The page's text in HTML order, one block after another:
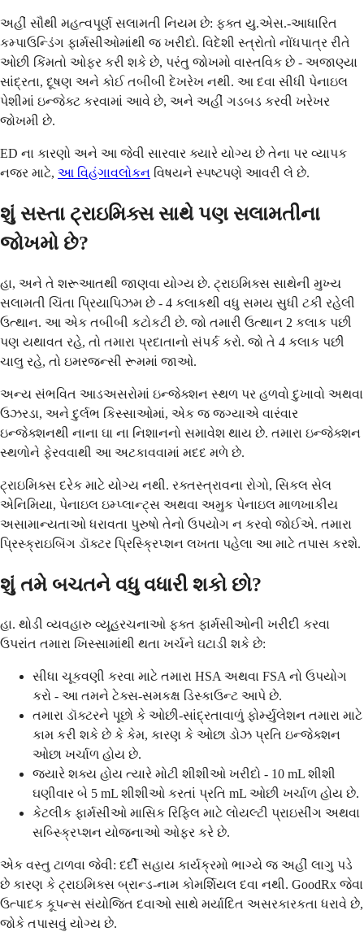
અહીં સૌથી મહત્વપૂર્ણ સલામતી નિયમ છે: ફક્ત યુ.એસ.-આધારિત
કમ્પાઉન્ડિંગ ફાર્મસીઓમાંથી જ ખરીદો. વિદેશી સ્ત્રોતો નોંધપાત્ર રીતે
ઓછી કિંમતો ઓફર કરી શકે છે, પરંતુ જોખમો વાસ્તવિક છે - અજાણ્યા
સાંદ્રતા, દૂષણ અને કોઈ તબીબી દેખરેખ નથી. આ દવા સીધી પેનાઇલ
પેશીમાં ઇન્જેક્ટ કરવામાં આવે છે, અને અહીં ગડબડ કરવી ખરેખર
જોખમી છે.
ED ના કારણો અને આ જેવી સારવાર ક્યારે યોગ્ય છે તેના પર વ્યાપક
નજર માટે, આ વિહંગાવલોકન વિષયને સ્પષ્ટપણે આવરી લે છે.
શું સસ્તા ટ્રાઇમિક્સ સાથે પણ સલામતીના
જોખમો છે?
હા, અને તે શરૂઆતથી જાણવા યોગ્ય છે. ટ્રાઇમિક્સ સાથેની મુખ્ય
સલામતી ચિંતા પ્રિયાપિઝમ છે - 4 કલાકથી વધુ સમય સુધી ટકી રહેલી
ઉત્થાન. આ એક તબીબી કટોકટી છે. જો તમારી ઉત્થાન 2 કલાક પછી
પણ યથાવત રહે, તો તમારા પ્રદાતાનો સંપર્ક કરો. જો તે 4 કલાક પછી
ચાલુ રહે, તો ઇમરજન્સી રૂમમાં જાઓ.
અન્ય સંભવિત આડઅસરોમાં ઇન્જેક્શન સ્થળ પર હળવો દુખાવો અથવા
ઉઝરડા, અને દુર્લભ કિસ્સાઓમાં, એક જ જગ્યાએ વારંવાર
ઇન્જેક્શનથી નાના ઘા ના નિશાનનો સમાવેશ થાય છે. તમારા ઇન્જેક્શન
સ્થળોને ફેરવવાથી આ અટકાવવામાં મદદ મળે છે.
ટ્રાઇમિક્સ દરેક માટે યોગ્ય નથી. રક્તસ્ત્રાવના રોગો, સિકલ સેલ
એનિમિયા, પેનાઇલ ઇમ્પ્લાન્ટ્સ અથવા અમુક પેનાઇલ માળખાકીય
અસામાન્યતાઓ ધરાવતા પુરુષો તેનો ઉપયોગ ન કરવો જોઈએ. તમારા
પ્રિસ્ક્રાઇબિંગ ડૉક્ટર પ્રિસ્ક્રિપ્શન લખતા પહેલા આ માટે તપાસ કરશે.
શું તમે બચતને વધુ વધારી શકો છો?
હા. થોડી વ્યવહારુ વ્યૂહરચનાઓ ફક્ત ફાર્મસીઓની ખરીદી કરવા
ઉપરાંત તમારા ખિસ્સામાંથી થતા ખર્ચને ઘટાડી શકે છે:
સીધા ચૂકવણી કરવા માટે તમારા HSA અથવા FSA નો ઉપયોગ
કરો - આ તમને ટેક્સ-સમકક્ષ ડિસ્કાઉન્ટ આપે છે.
તમારા ડૉક્ટરને પૂછો કે ઓછી-સાંદ્રતાવાળું ફોર્મ્યુલેશન તમારા માટે
કામ કરી શકે છે કે કેમ, કારણ કે ઓછા ડોઝ પ્રતિ ઇન્જેક્શન
ઓછા ખર્ચાળ હોય છે.
જ્યારે શક્ય હોય ત્યારે મોટી શીશીઓ ખરીદો - 10 mL શીશી
ઘણીવાર બે 5 mL શીશીઓ કરતાં પ્રતિ mL ઓછી ખર્ચાળ હોય છે.
કેટલીક ફાર્મસીઓ માસિક રિફિલ માટે લોયલ્ટી પ્રાઇસીંગ અથવા
સબ્સ્ક્રિપ્શન યોજનાઓ ઓફર કરે છે.
એક વસ્તુ ટાળવા જેવી: દર્દી સહાય કાર્યક્રમો ભાગ્યે જ અહીં લાગુ પડે
છે કારણ કે ટ્રાઇમિક્સ બ્રાન્ડ-નામ કોમર્શિયલ દવા નથી. GoodRx જેવા
ઉત્પાદક કૂપન્સ સંયોજિત દવાઓ સાથે મર્યાદિત અસરકારકતા ધરાવે છે,
જોકે તપાસવું યોગ્ય છે.